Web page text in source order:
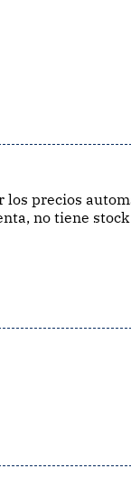
precios
no tiene